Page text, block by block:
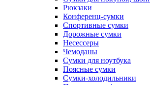
Рюкзаки
Конференц-сумки
Спортивные сумки
Дорожные сумки
Несессеры
Чемоданы
Сумки для ноутбука
Поясные сумки
Сумки-холодильники